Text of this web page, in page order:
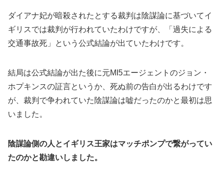
ダイアナ妃が暗殺されたとする裁判は陰謀論に基づいてイ
ギリスでは裁判が行われていたわけですが、「過失による
交通事故死」という公式結論が出ていたわけです。
結局は公式結論が出た後に元MI5エージェントのジョン・
ホプキンスの証言というか、死ぬ前の告白が出るわけです
が、裁判で争われていた陰謀論は嘘だったのかと最初は思
いました。
陰謀論側の人とイギリス王家はマッチポンプで繋がってい
たのかと勘違いしました。